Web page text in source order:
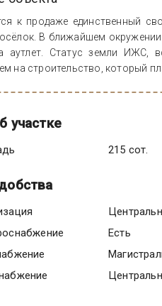
к продаже единственный
В ближайшем
аутлет. Статус земли ИЖС,
на строительство, который
участке
215 сот.
есть